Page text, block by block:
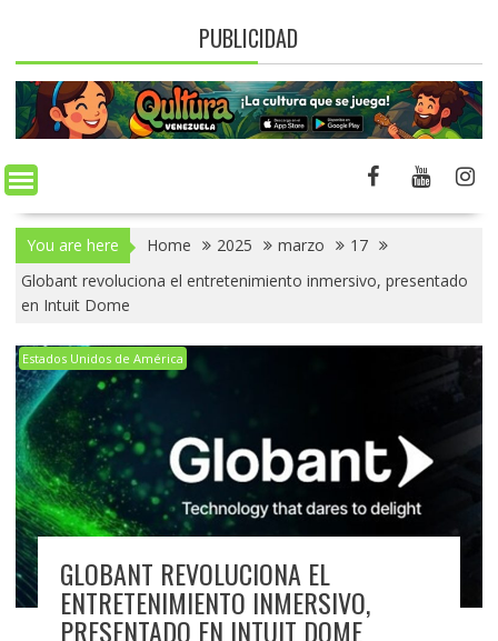
PUBLICIDAD
You are here Home 2025 marzo
17
Globant revoluciona el entretenimiento inmersivo, presentado
en Intuit Dome
Estados Unidos de América
GLOBANT REVOLUCIONA EL
ENTRETENIMIENTO INMERSIVO,
PRESENTADO EN INTUIT DOME